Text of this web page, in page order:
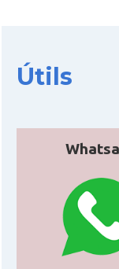
CAMON
CAMON
CAMON
Útils